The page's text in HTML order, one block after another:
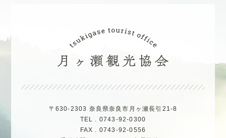
〒630-2303 奈良県奈良市月ヶ瀬長引21-8
TEL . 0743-92-0300
FAX . 0743-92-0556